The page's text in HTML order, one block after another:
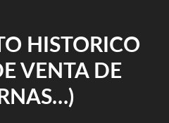
HISTORICO
VENTA DE